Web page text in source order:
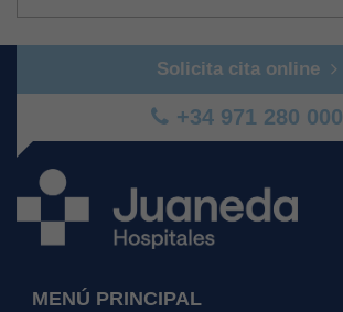
Solicita cita online
+34 971 280 000
MENÚ PRINCIPAL